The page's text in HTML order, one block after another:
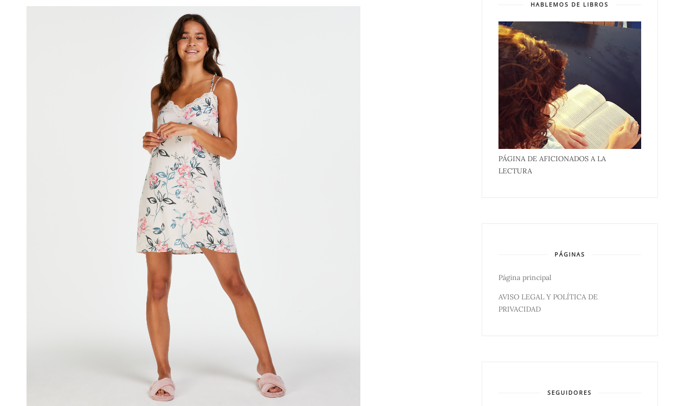
HABLEMOS DE LIBROS
PÁGINA DE AFICIONADOS A LA
LECTURA
PÁGINAS
Página principal
AVISO LEGAL Y POLÍTICA DE
PRIVACIDAD
SEGUIDORES